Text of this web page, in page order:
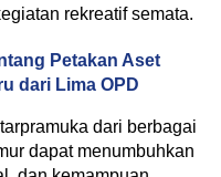
rekreatif semata.
Petakan Aset
dari Lima OPD
dari berbagai
dapat menumbuhkan